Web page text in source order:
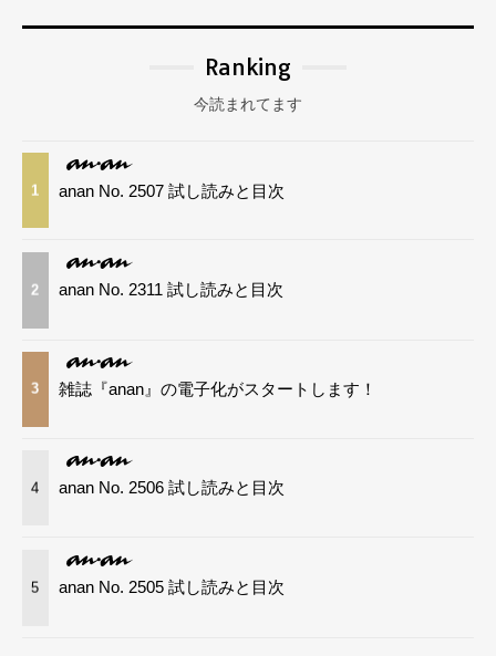
Ranking
今読まれてます
1 anan No. 2507 試し読みと目次
2 anan No. 2311 試し読みと目次
3 雑誌『anan』の電子化がスタートします！
4 anan No. 2506 試し読みと目次
5 anan No. 2505 試し読みと目次